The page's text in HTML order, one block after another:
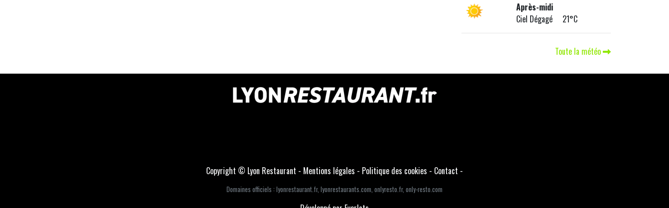
Après-midi
Ciel Dégagé 21°C
Toute la météo
Copyright © Lyon Restaurant - Mentions légales - Politique des cookies - Contact -
Domaines officiels : lyonrestaurant.fr, lyonrestaurants.com, onlyresto.fr, only-resto.com